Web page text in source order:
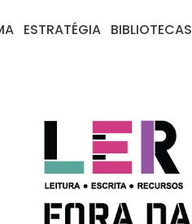
ESTRATÉGIA BIBLIOTECAS